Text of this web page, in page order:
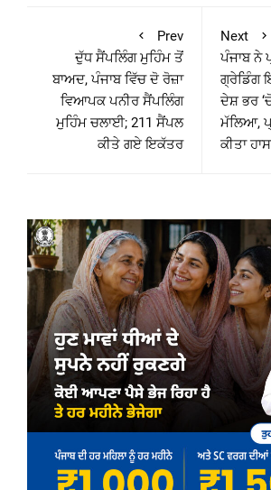
Prev
ਦੁੱਧ ਸੈਂਪਲਿੰਗ ਮੁਹਿੰਮ ਤੋਂ
ਬਾਅਦ, ਪੰਜਾਬ ਵਿੱਚ ਦੋ ਰੋਜ਼ਾ
ਵਿਆਪਕ ਪਨੀਰ ਸੈਂਪਲਿੰਗ
ਮੁਹਿੰਮ ਚਲਾਈ; 211 ਸੈਂਪਲ
ਕੀਤੇ ਗਏ ਇਕੱਤਰ
Next
ਪੰਜਾਬ ਨੇ
ਗ੍ਰੇਡਿੰਗ
ਦੇਸ਼ ਭਰ
ਮੱਲਿਆ,
ਕੀਤਾ